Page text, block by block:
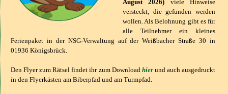
August 2026) viele Hinweise
versteckt, die gefunden werden
wollen. Als Belohnung gibt es für
alle Teilnehmer ein kleines
Ferienpaket in der NSG-Verwaltung auf der Weißbacher Straße 30 in
01936 Königsbrück.
Den Flyer zum Rätsel findet ihr zum Download hierund auch ausgedruckt
in den Flyerkästen am Biberpfad und am Turmpfad.